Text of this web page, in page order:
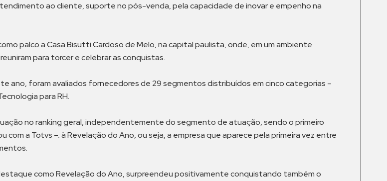
ao cliente, suporte no pós-venda, pela capacidade de inovar e empenho na
palco a Casa Bisutti Cardoso de Melo, na capital paulista, onde, em um ambiente
para torcer e celebrar as conquistas.
ano, foram avaliados fornecedores de 29 segmentos distribuídos em cinco categorias –
para RH.
no ranking geral, independentemente do segmento de atuação, sendo o primeiro
a Totvs –; à Revelação do Ano, ou seja, a empresa que aparece pela primeira vez entre
como Revelação do Ano, surpreendeu positivamente conquistando também o